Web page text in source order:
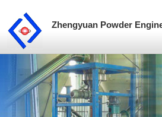
Zhengyuan Powder